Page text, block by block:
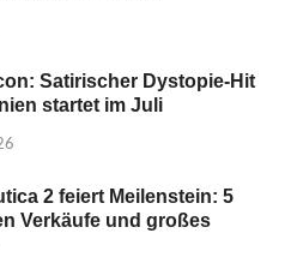
Satirischer Dystopie-Hit
startet im Juli
2 feiert Meilenstein: 5
Verkäufe und großes